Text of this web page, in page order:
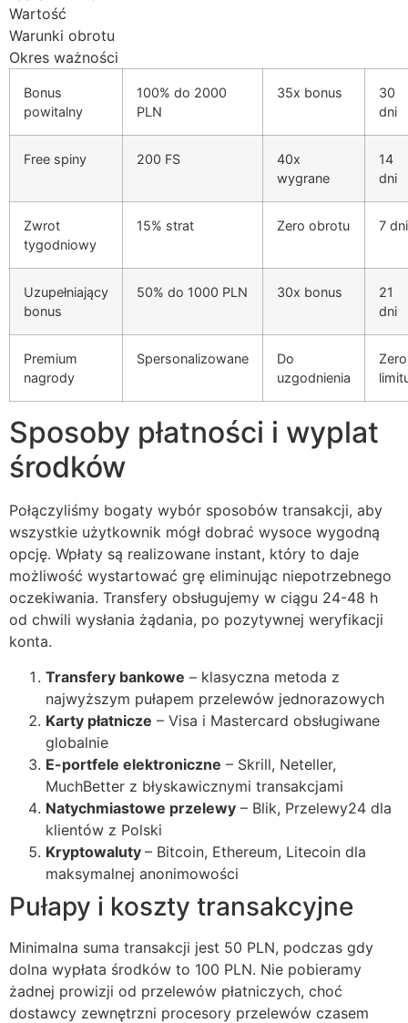
panel
panel
panel
panel
panel
panel
panel
satın al
Panel
Panel
Panel
Panel
Panel
Panel
Panel
Panel
Panel
Panel
panel
panel
panel
giriş
per sale
Forum
Wartość
Warunki obrotu
Okres ważności
Bonus
powitalny
100% do 2000
PLN
35x bonus
30
dni
Free spiny 200 FS
40x
wygrane
14
dni
Zwrot
tygodniowy
15% strat Zero obrotu 7 dni
Uzupełniający
bonus
50% do 1000 PLN 30x bonus
21
dni
Premium
nagrody
Spersonalizowane
Do
uzgodnienia
Zero
Sposoby płatności i wyplat
środków
Połączyliśmy bogaty wybór sposobów transakcji, aby
wszystkie użytkownik mógł dobrać wysoce wygodną
opcję. Wpłaty są realizowane instant, który to daje
możliwość wystartować grę eliminując niepotrzebnego
oczekiwania. Transfery obsługujemy w ciągu 24-48 h
od chwili wysłania żądania, po pozytywnej weryfikacji
konta.
Transfery bankowe – klasyczna metoda z
najwyższym pułapem przelewów jednorazowych
Karty płatnicze – Visa i Mastercard obsługiwane
globalnie
E-portfele elektroniczne – Skrill, Neteller,
MuchBetter z błyskawicznymi transakcjami
Natychmiastowe przelewy – Blik, Przelewy24 dla
klientów z Polski
Kryptowaluty – Bitcoin, Ethereum, Litecoin dla
maksymalnej anonimowości
Pułapy i koszty transakcyjne
Minimalna suma transakcji jest 50 PLN, podczas gdy
dolna wypłata środków to 100 PLN. Nie pobieramy
żadnej prowizji od przelewów płatniczych, choć
dostawcy zewnętrzni procesory przelewów czasem